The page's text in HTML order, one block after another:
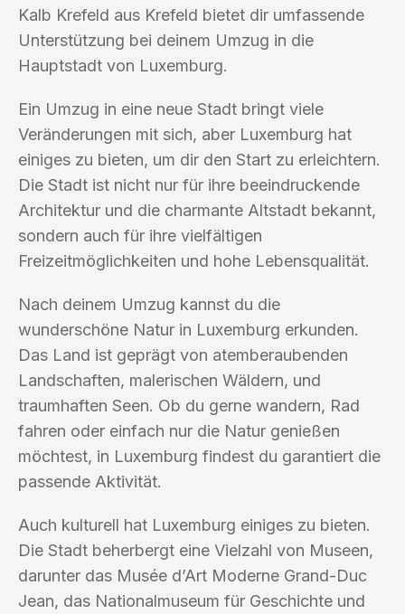
Kalb Krefeld aus Krefeld bietet dir umfassende
Unterstützung bei deinem Umzug in die
Hauptstadt von Luxemburg.
Ein Umzug in eine neue Stadt bringt viele
Veränderungen mit sich, aber Luxemburg hat
einiges zu bieten, um dir den Start zu erleichtern.
Die Stadt ist nicht nur für ihre beeindruckende
Architektur und die charmante Altstadt bekannt,
sondern auch für ihre vielfältigen
Freizeitmöglichkeiten und hohe Lebensqualität.
Nach deinem Umzug kannst du die
wunderschöne Natur in Luxemburg erkunden.
Das Land ist geprägt von atemberaubenden
Landschaften, malerischen Wäldern, und
traumhaften Seen. Ob du gerne wandern, Rad
fahren oder einfach nur die Natur genießen
möchtest, in Luxemburg findest du garantiert die
passende Aktivität.
Auch kulturell hat Luxemburg einiges zu bieten.
Die Stadt beherbergt eine Vielzahl von Museen,
darunter das Musée d’Art Moderne Grand-Duc
Jean, das Nationalmuseum für Geschichte und